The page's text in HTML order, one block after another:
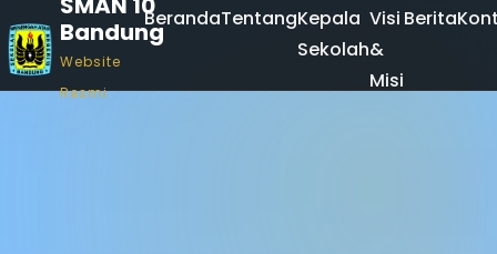
Bandung
Website
Resmi
BerandaTentangKepala
Sekolah
Visi
&
Misi
Berita